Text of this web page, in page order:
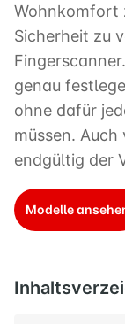
Wohnkomfort
Sicherheit zu
genau
ohne dafür
müssen.
endgültig der
Modelle